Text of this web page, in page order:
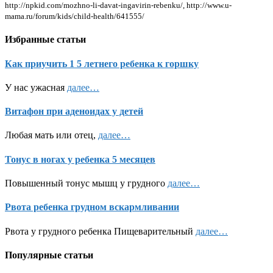
http://npkid.com/mozhno-li-davat-ingavirin-rebenku/, http://www.u-
mama.ru/forum/kids/child-health/641555/
Избранные статьи
Как приучить 1 5 летнего ребенка к горшку
У нас ужасная далее…
Витафон при аденоидах у детей
Любая мать или отец, далее…
Тонус в ногах у ребенка 5 месяцев
Повышенный тонус мышц у грудного далее…
Рвота ребенка грудном вскармливании
Рвота у грудного ребенка Пищеварительный далее…
Популярные статьи